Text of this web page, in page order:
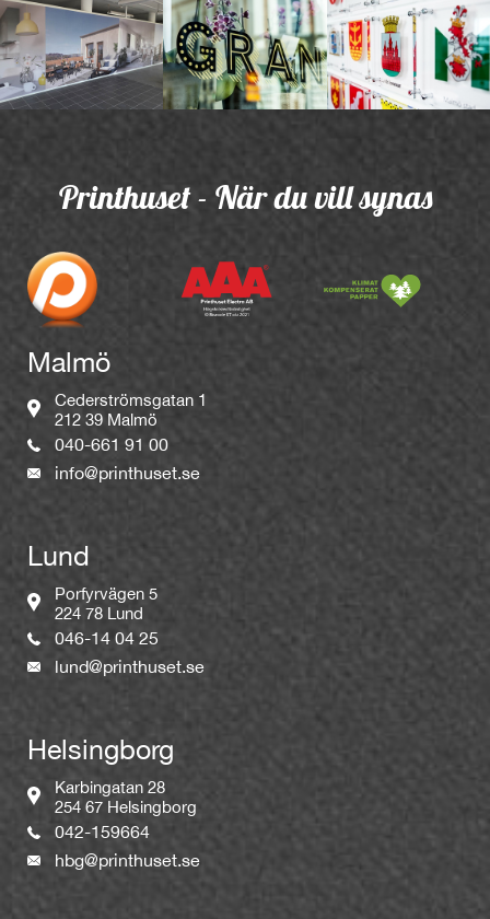
Printhuset - När du vill synas
Malmö
Cederströmsgatan 1
212 39 Malmö
040-661 91 00
info@printhuset.se
Lund
Porfyrvägen 5
224 78 Lund
046-14 04 25
lund@printhuset.se
Helsingborg
Karbingatan 28
254 67 Helsingborg
042-159664
hbg@printhuset.se